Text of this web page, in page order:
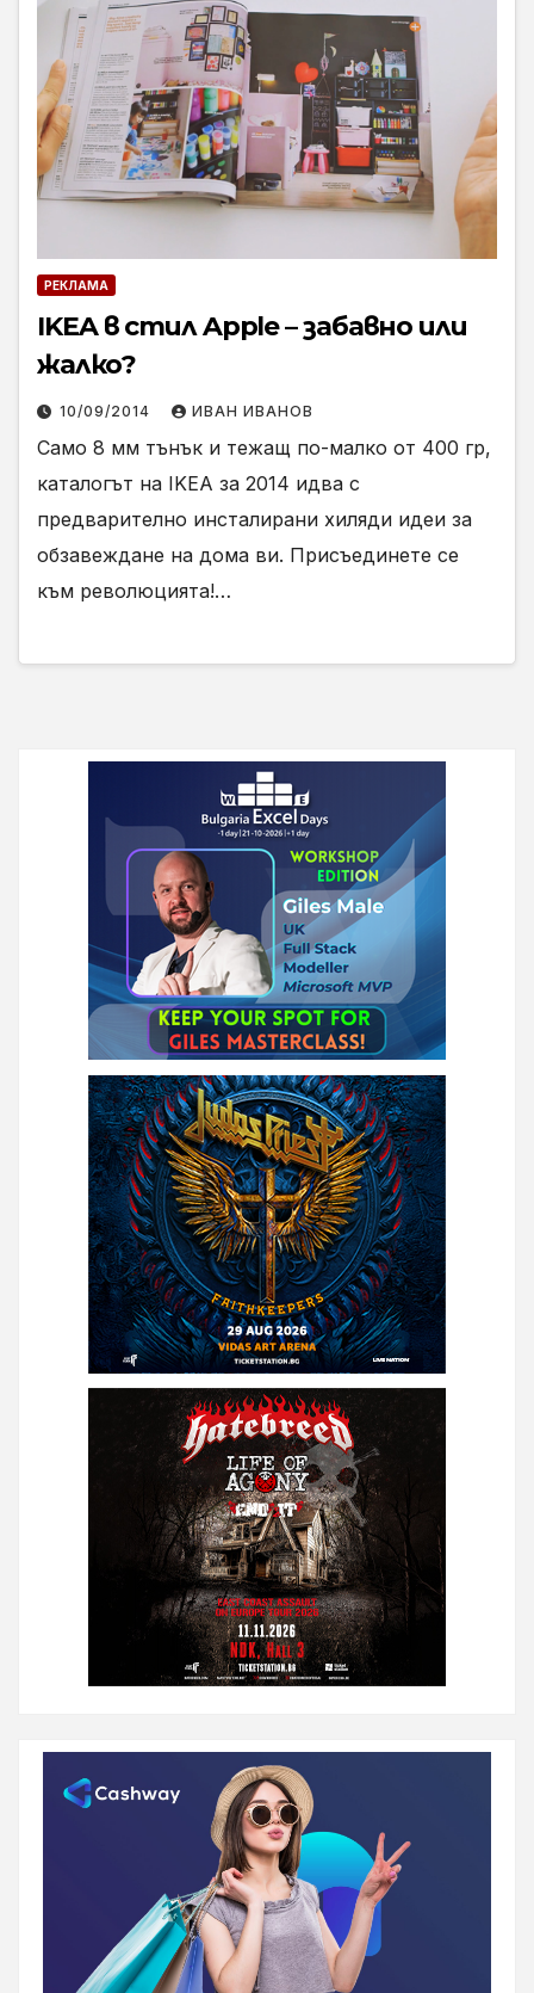
РЕКЛАМА
IKEA в стил Apple – забавно или
жалко?
10/09/2014 ИВАН ИВАНОВ
Само 8 мм тънък и тежащ по-малко от 400 гр,
каталогът на IKEA за 2014 идва с
предварително инсталирани хиляди идеи за
обзавеждане на дома ви. Присъединете се
към революцията!…